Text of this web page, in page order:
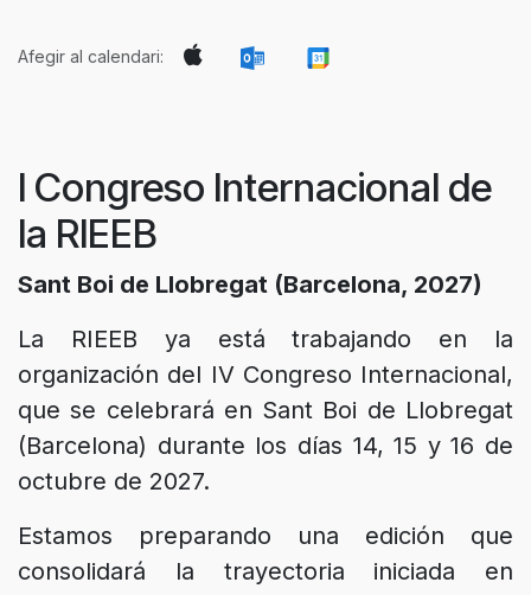
Afegir al calendari:
I Congreso Internacional de
la RIEEB
Sant Boi de Llobregat (Barcelona, 2027)
La RIEEB ya está trabajando en la
organización del IV Congreso Internacional,
que se celebrará en Sant Boi de Llobregat
(Barcelona) durante los días 14, 15 y 16 de
octubre de 2027.
Estamos preparando una edición que
consolidará la trayectoria iniciada en